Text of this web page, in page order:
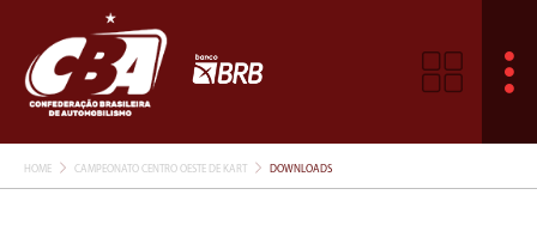
HOME CAMPEONATO CENTRO OESTE DE KART DOWNLOADS